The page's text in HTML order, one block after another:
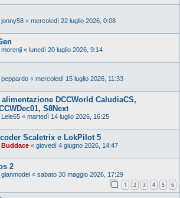
jonny58 « mercoledì 22 luglio 2026, 0:08
morenji « lunedì 20 luglio 2026, 9:14
peppardo « mercoledì 15 luglio 2026, 11:33
DCCWorld CaludiaCS,
S8Next
Lele65 « martedì 14 luglio 2026, 16:25
Scaletrix e LokPilot 5
Buddace « giovedì 4 giugno 2026, 14:47
2
gianmodel « sabato 30 maggio 2026, 17:29
1 2 3 4 5 6